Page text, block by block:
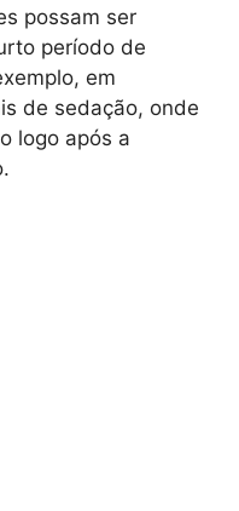
possam ser
período de
em
de sedação, onde
logo após a